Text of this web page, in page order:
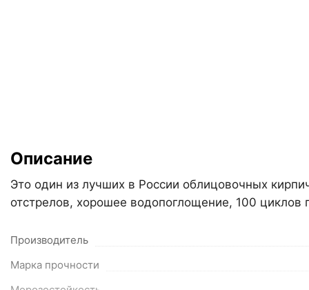
Описание
Это один из лучших в России облицовочных
отстрелов, хорошее водопоглощение, 100
Производитель
Марка прочности